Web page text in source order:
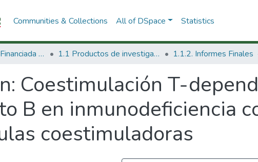
Communities & Collections All of DSpace Statistics
1. Investigación Financiada con Recursos Públicos 1.1 Productos de investigación 1.1.2. Informes Finales
Coestimulación T-
B en inmunodeficiencia
coestimuladoras